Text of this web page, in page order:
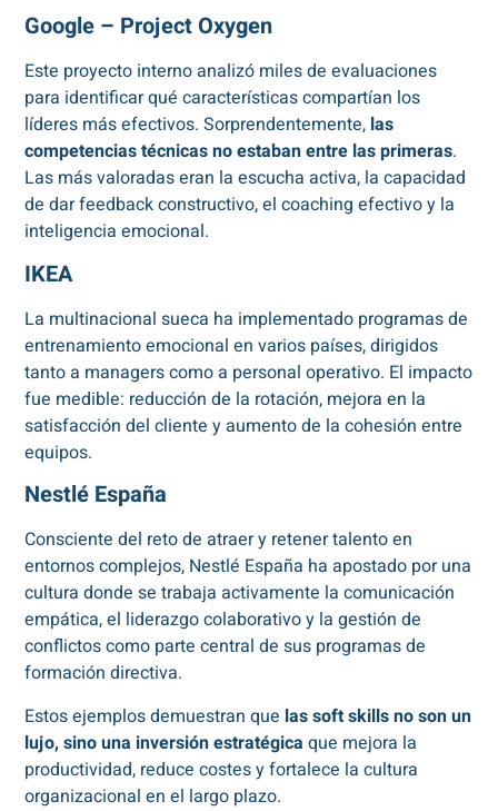
Google – Project Oxygen
Este proyecto interno analizó miles de evaluaciones
para identificar qué características compartían los
líderes más efectivos. Sorprendentemente, las
competencias técnicas no estaban entre las primeras.
Las más valoradas eran la escucha activa, la capacidad
de dar feedback constructivo, el coaching efectivo y la
inteligencia emocional.
IKEA
La multinacional sueca ha implementado programas de
entrenamiento emocional en varios países, dirigidos
tanto a managers como a personal operativo. El impacto
fue medible: reducción de la rotación, mejora en la
satisfacción del cliente y aumento de la cohesión entre
equipos.
Nestlé España
Consciente del reto de atraer y retener talento en
entornos complejos, Nestlé España ha apostado por una
cultura donde se trabaja activamente la comunicación
empática, el liderazgo colaborativo y la gestión de
conflictos como parte central de sus programas de
formación directiva.
Estos ejemplos demuestran que las soft skills no son un
lujo, sino una inversión estratégica que mejora la
productividad, reduce costes y fortalece la cultura
organizacional en el largo plazo.